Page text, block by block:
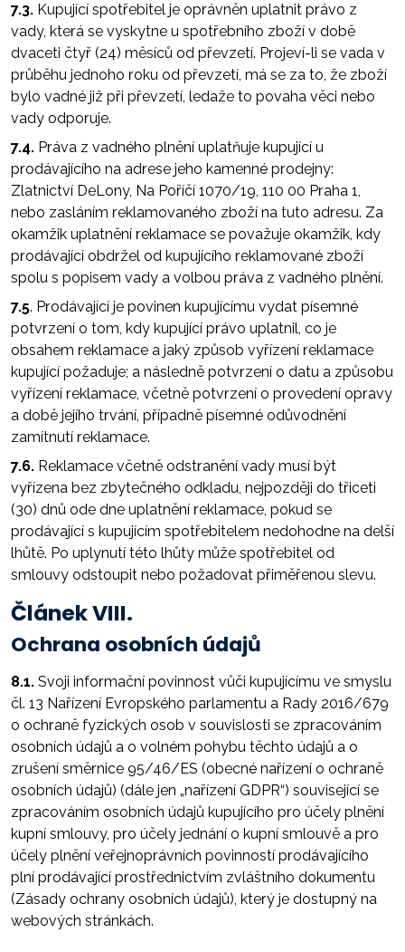
7.3. Kupující spotřebitel je oprávněn uplatnit právo z
vady, která se vyskytne u spotřebního zboží v době
dvaceti čtyř (24) měsíců od převzetí. Projeví-li se vada v
průběhu jednoho roku od převzetí, má se za to, že zboží
bylo vadné již při převzetí, ledaže to povaha věci nebo
vady odporuje.
7.4. Práva z vadného plnění uplatňuje kupující u
prodávajícího na adrese jeho kamenné prodejny:
Zlatnictví DeLony, Na Poříčí 1070/19, 110 00 Praha 1,
nebo zasláním reklamovaného zboží na tuto adresu. Za
okamžik uplatnění reklamace se považuje okamžik, kdy
prodávající obdržel od kupujícího reklamované zboží
spolu s popisem vady a volbou práva z vadného plnění.
7.5. Prodávající je povinen kupujícímu vydat písemné
potvrzení o tom, kdy kupující právo uplatnil, co je
obsahem reklamace a jaký způsob vyřízení reklamace
kupující požaduje; a následně potvrzení o datu a způsobu
vyřízení reklamace, včetně potvrzení o provedení opravy
a době jejího trvání, případně písemné odůvodnění
zamítnutí reklamace.
7.6. Reklamace včetně odstranění vady musí být
vyřízena bez zbytečného odkladu, nejpozději do třiceti
(30) dnů ode dne uplatnění reklamace, pokud se
prodávající s kupujícím spotřebitelem nedohodne na delší
lhůtě. Po uplynutí této lhůty může spotřebitel od
smlouvy odstoupit nebo požadovat přiměřenou slevu.
Článek VIII.
Ochrana osobních údajů
8.1. Svoji informační povinnost vůči kupujícímu ve smyslu
čl. 13 Nařízení Evropského parlamentu a Rady 2016/679
o ochraně fyzických osob v souvislosti se zpracováním
osobních údajů a o volném pohybu těchto údajů a o
zrušení směrnice 95/46/ES (obecné nařízení o ochraně
osobních údajů) (dále jen „nařízení GDPR“) související se
zpracováním osobních údajů kupujícího pro účely plnění
kupní smlouvy, pro účely jednání o kupní smlouvě a pro
účely plnění veřejnoprávních povinností prodávajícího
plní prodávající prostřednictvím zvláštního dokumentu
(Zásady ochrany osobních údajů), který je dostupný na
webových stránkách.